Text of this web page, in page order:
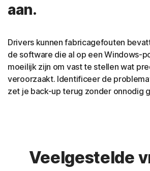
aan.
Drivers kunnen fabricagefouten
de software die al op een Windows-
moeilijk zijn om vast te stellen wat
veroorzaakt. Identificeer de
zet je back-up terug zonder onnodig
Veelgestelde